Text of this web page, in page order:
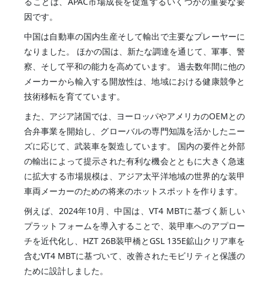
因です。
中国は自動車の国内生産そして輸出で主要なプレーヤーに
なりました。 ほかの国は、新たな調達を通じて、軍事、警
察、そして平和の能力を高めています。 過去数年間に他の
メーカーから輸入する開放性は、地域における健康競争と
技術移転を育てています。
また、アジア諸国では、ヨーロッパやアメリカのOEMとの
合弁事業を開始し、グローバルの専門知識を活かしたニー
ズに応じて、武装車を製造しています。 国内の要件と外部
の輸出によって提示された有利な機会とともに大きく急速
に拡大する市場規模は、アジア太平洋地域の世界的な装甲
車両メーカーのための将来のホットスポットを作ります。
例えば、2024年10月、中国は、VT4 MBTに基づく新しい
プラットフォームを導入することで、装甲車へのアプロー
チを近代化し、HZT 26B装甲橋とGSL 135E鉱山クリア車を
含むVT4 MBTに基づいて、改善されたモビリティと保護の
ために設計しました。